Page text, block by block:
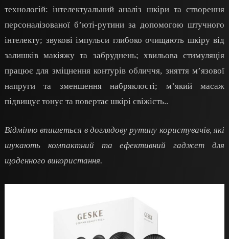
технологій: інтелектуальний аналіз шкіри та створення
персоналізованої б’юті-рутини за допомогою штучного
інтелекту; звукові імпульси глибоко очищають шкіру від
залишків макіяжу та забруднень; хвильова стимуляція
працює для зміцнення контурів обличчя, зняття м’язової
напруги та зменшення набряклості; м’який масаж
підвищує тонус та повертає шкірі свіжість..
Відмінно впишеться в доглядову рутину користувачів, які
шукають компактний та ефективний гаджет для
щоденного використання.